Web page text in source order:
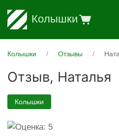
Колышки
Колышки Отзывы
Отзыв, Наталья
Колышки